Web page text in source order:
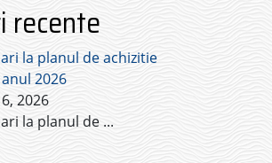
recente
la planul de achizitie
2026
2026
la planul de ...